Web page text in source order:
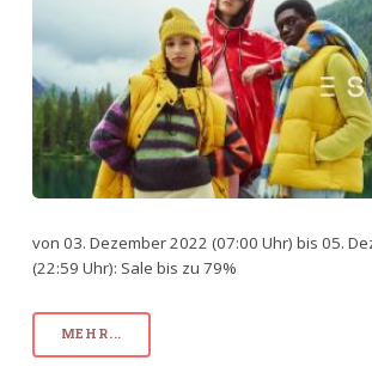
von 03. Dezember 2022 (07:00 Uhr) bis 05.
(22:59 Uhr): Sale bis zu 79%
MEHR...